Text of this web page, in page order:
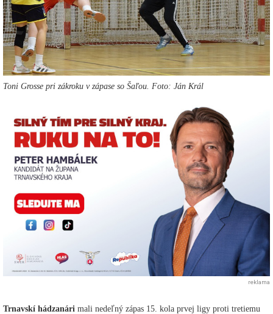
Toni Grosse pri zákroku v zápase so Šaľou. Foto: Ján Král
reklama
Trnavskí hádzanári mali nedeľný zápas 15. kola prvej ligy proti tretiemu